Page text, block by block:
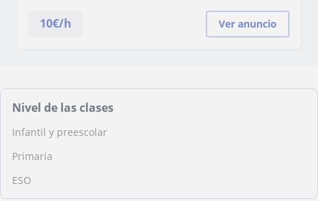
10€/h Ver anuncio
Nivel de las clases
Infantil y preescolar
Primaria
ESO